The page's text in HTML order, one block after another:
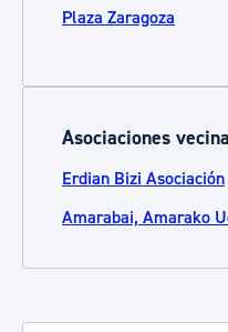
Plaza Zaragoza
Asociaciones
Erdian Bizi Asociación
Amarabai, Amarako